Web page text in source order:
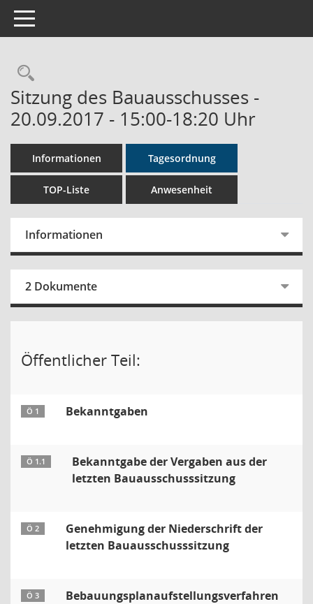
Toggle navigation
Rechercheauswahl
Sitzung des Bauausschusses -
20.09.2017 - 15:00-18:20 Uhr
Informationen Tagesordnung
TOP-Liste Anwesenheit
Informationen
2 Dokumente
Öffentlicher Teil:
Ö 1 Bekanntgaben
Ö 1.1
Bekanntgabe der Vergaben aus der
letzten Bauausschusssitzung
Ö 2
Genehmigung der Niederschrift der
letzten Bauausschusssitzung
Ö 3
Bebauungsplanaufstellungsverfahren